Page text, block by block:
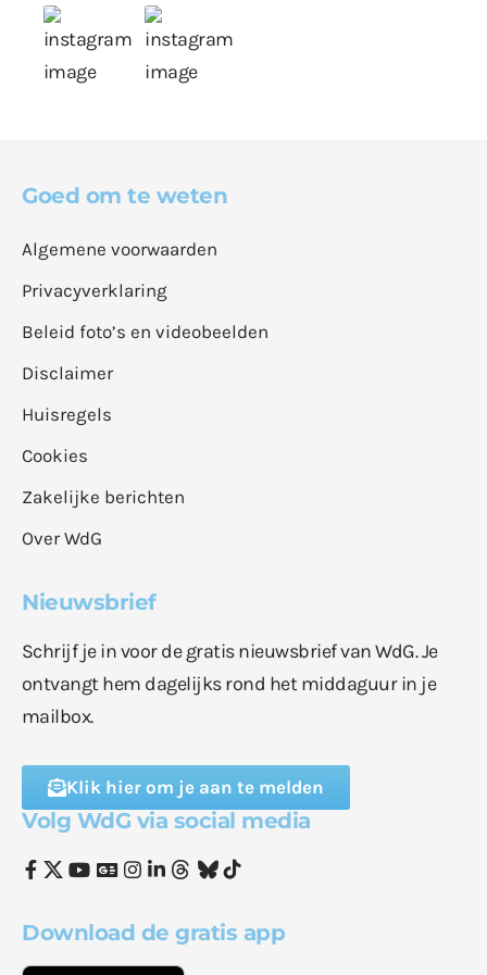
Goed om te weten
Algemene voorwaarden
Privacyverklaring
Beleid foto’s en videobeelden
Disclaimer
Huisregels
Cookies
Zakelijke berichten
Over WdG
Nieuwsbrief
Schrijf je in voor de gratis nieuwsbrief van WdG. Je
ontvangt hem dagelijks rond het middaguur in je
mailbox.
Klik hier om je aan te melden
Volg WdG via social media
Download de gratis app